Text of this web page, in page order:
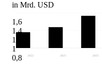
in Mrd. USD
1,6
1,4
1,2
1
0,8
2022 2023 2025